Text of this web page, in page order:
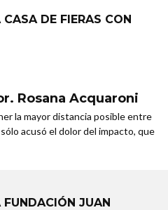
DE FIERAS CON
Rosana Acquaroni
la mayor distancia posible entre
acusó el dolor del impacto, que
FUNDACIÓN JUAN